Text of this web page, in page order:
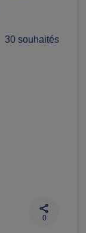
30 souhaités
0